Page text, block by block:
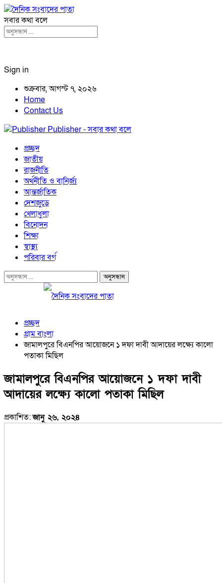
সবার কথা বলে
Sign in
শুক্রবার, আগস্ট ৭, ২০২৬
Home
Contact Us
Publisher - সবার কথা বলে
প্রচ্ছদ
জাতীয়
রাজনীতি
অর্থনীতি ও বানির্জ্য
আন্তর্জাতিক
দেশজুড়ে
খেলাধুলা
বিনোদন
শিক্ষা
স্বাস্থ্য
পরিবার বর্গ
প্রচ্ছদ
গ্রাম বাংলা
জামালপুরে বিএনপির আয়োজনে ১ দফা দাবী আদায়ের লক্ষ্যে কালো
পতাকা মিছিল
জামালপুরে বিএনপির আয়োজনে ১ দফা দাবী
আদায়ের লক্ষ্যে কালো পতাকা মিছিল
প্রকাশিত:জানু ২৬, ২০২৪